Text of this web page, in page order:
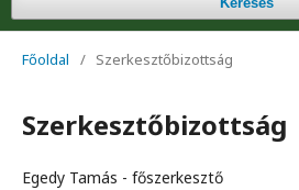
Főoldal / Szerkesztőbizottság
Szerkesztőbizottság
Egedy Tamás - főszerkesztő